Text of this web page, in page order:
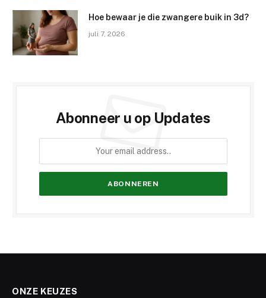
Hoe bewaar je die zwangere buik in 3d?
juli 7, 2026
Abonneer u op Updates
ONZE KEUZES